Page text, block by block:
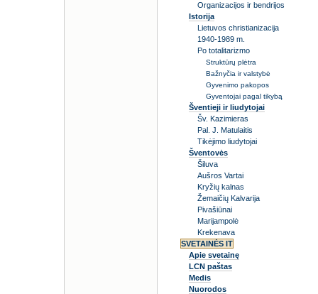
Organizacijos ir bendrijos
Istorija
Lietuvos christianizacija
1940-1989 m.
Po totalitarizmo
Struktūrų plėtra
Bažnyčia ir valstybė
Gyvenimo pakopos
Gyventojai pagal tikybą
Šventieji ir liudytojai
Šv. Kazimieras
Pal. J. Matulaitis
Tikėjimo liudytojai
Šventovės
Šiluva
Aušros Vartai
Kryžių kalnas
Žemaičių Kalvarija
Pivašiūnai
Marijampolė
Krekenava
SVETAINĖS IT
Apie svetainę
LCN paštas
Medis
Nuorodos